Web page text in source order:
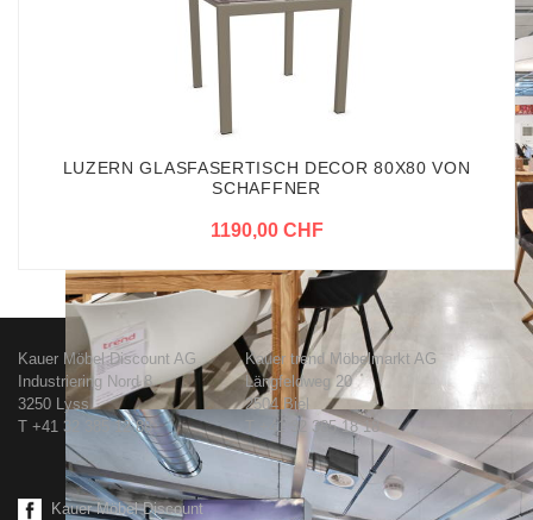
LUZERN GLASFASERTISCH DECOR 80X80 VON
SCHAFFNER
1190,00 CHF
Kauer Möbel Discount AG
Industriering Nord 8
3250 Lyss
T +41 32 385 12 88
Kauer trend Möbelmarkt AG
Längfeldweg 20
2504 Biel
T +41 32 385 18 18
Kauer Möbel Discount